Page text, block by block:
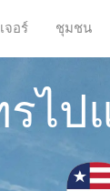
จอร์ ชุมชน
ไป